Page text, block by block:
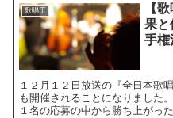
歌唱王
【
果と
手権
１２月１２日放送の『全日本歌
も開催されることになりました。 全国から歌自慢の参加者２５
１名の応募の中から勝ち上がっ